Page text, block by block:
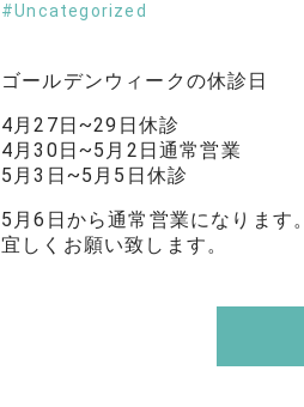
Uncategorized
ゴールデンウィークの休診日
4月27日~29日休診
4月30日~5月2日通常営業
5月3日~5月5日休診
5月6日から通常営業になります。
宜しくお願い致します。